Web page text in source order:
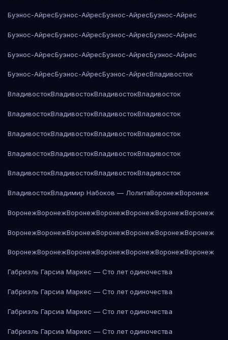
Буэнос-АйресБуэнос-АйресБуэнос-АйресБуэнос-Айрес
Буэнос-АйресБуэнос-АйресБуэнос-АйресБуэнос-Айрес
Буэнос-АйресБуэнос-АйресБуэнос-АйресБуэнос-Айрес
Буэнос-АйресБуэнос-АйресБуэнос-АйресВладивосток
ВладивостокВладивостокВладивостокВладивосток
ВладивостокВладивостокВладивостокВладивосток
ВладивостокВладивостокВладивостокВладивосток
ВладивостокВладивостокВладивостокВладивосток
ВладивостокВладивостокВладивостокВладивосток
ВладивостокВладимир Набоков — ЛолитаВоронежВоронеж
ВоронежВоронежВоронежВоронежВоронежВоронежВоронеж
ВоронежВоронежВоронежВоронежВоронежВоронежВоронеж
ВоронежВоронежВоронежВоронежВоронежВоронежВоронеж
Габриэль Гарсиа Маркес — Сто лет одиночества
Габриэль Гарсиа Маркес — Сто лет одиночества
Габриэль Гарсиа Маркес — Сто лет одиночества
Габриэль Гарсиа Маркес — Сто лет одиночества